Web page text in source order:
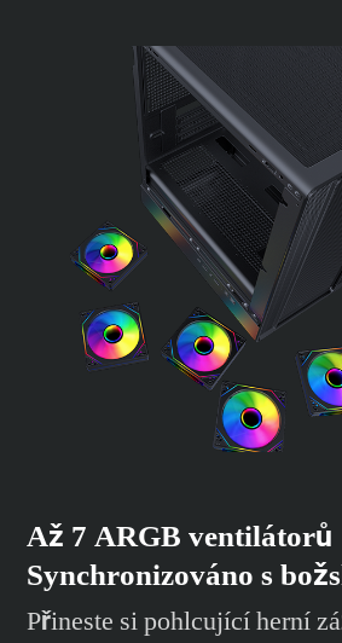
Až 7 ARGB ventilátorů
Synchronizováno s
Přineste si pohlcující herní